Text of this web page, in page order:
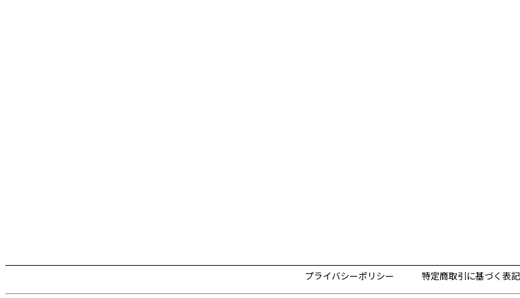
プライバシーポリシー
特定商取引に基づく表記